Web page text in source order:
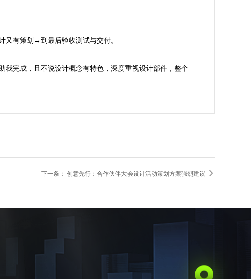
有策划→到最后验收测试与交付。
完成，且不说设计概念有特色，深度重视设计部件，整个
下一条： 创意先行：合作伙伴大会设计活动策划方案强烈建议 